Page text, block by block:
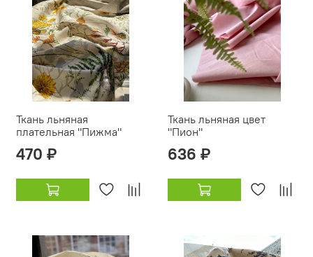
Ткань льняная
плательная "Пижма"
470 ₽
Ткань льняная цвет
"Пион"
636 ₽